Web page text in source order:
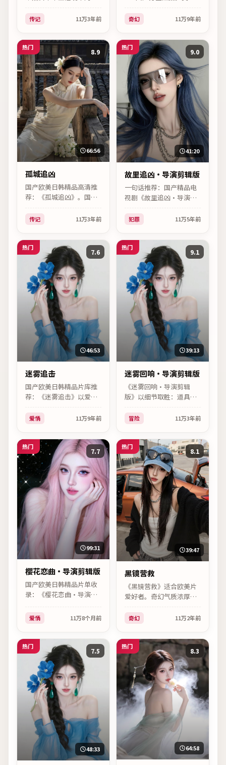
人性探讨，马东锡一场独
角戏广受讨论。
传记 11万3年前
贤；主演：范伟、章子怡
等。
奇幻 11万9年前
热门
8.9
66:56
孤城追凶
国产欧美日韩精品高清推
荐：《孤城追凶》。国产
导演饶晓志，主演范伟领
衔。
传记 11万3年前
热门
9.0
41:20
故里追凶·导演剪辑版
一句话推荐：国产精品电
视剧《故里追凶·导演剪
摄制，冯小刚作品，主打
犯罪，高清片源已同步更
犯罪 11万5年前
热门
7.6
46:53
迷雾追击
国产欧美日韩精品片库推
荐：《迷雾追击》以爱情
头语言写人物命运，金惠
秀的表演层次丰富，适合
日韩影迷细品。
爱情 11万9年前
热门
9.1
39:13
迷雾回响·导演剪辑版
《迷雾回响·导演剪辑
版》以细节取胜：道具、
韩电视剧，罗泓轸作品，
河正宇、新垣结衣主演，
2022年11月03日上线。
冒险 11万3年前
热门
7.7
99:31
樱花恋曲·导演剪辑版
国产欧美日韩精品片单收
录：《樱花恋曲·导演剪
爱情｜滨口龙介｜主演妻
夫木聪、孔刘，高清在线
爱情 11万8个月前
热门
8.1
39:47
黑镜营救
《黑镜营救》适合欧美片
爱好者。奇幻气质浓厚，
制而有力，2023年10月08
日公映，高清资源已收
奇幻 11万2年前
热门
7.5
48:33
热门
8.3
64:58